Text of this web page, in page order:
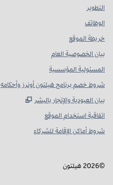
التطوير
الوظائف
خريطة الموقع
بيان الخصوصية العام
المسئولية المؤسسية
شروط خصم برنامج هيلتون أونرز وأحكامه
بيان العبودية والإتجار بالبشر
اتفاقية استخدام الموقع
شروط أماكن الإقامة للشركاء
©
2026 هيلتون